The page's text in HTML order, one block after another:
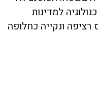
למדינות
רציפה ונקייה כחלופה